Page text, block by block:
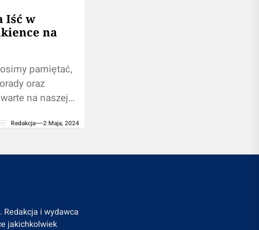
Iść w
na
pamiętać,
oraz
na naszej
Redakcja 2 Maja, 2024
i wydawca
jakichkolwiek